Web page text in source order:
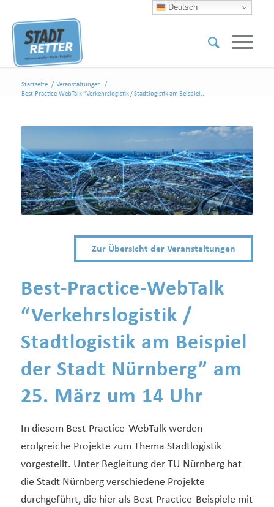
Startseite / Veranstaltungen
/
Best-Practice-WebTalk “Verkehrslogistik / Stadtlogistik am Beispiel...
Zur Übersicht der Veranstaltungen
Best-Practice-WebTalk
“Verkehrslogistik /
Stadtlogistik am Beispiel
der Stadt Nürnberg” am
25. März um 14 Uhr
In diesem Best-Practice-WebTalk werden
erolgreiche Projekte zum Thema Stadtlogistik
vorgestellt. Unter Begleitung der TU Nürnberg hat
die Stadt Nürnberg verschiedene Projekte
durchgeführt, die hier als Best-Practice-Beispiele mit
Deutsch